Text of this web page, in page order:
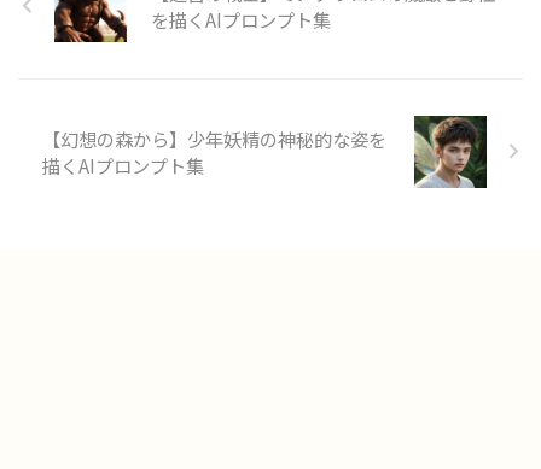
を描くAIプロンプト集
【幻想の森から】少年妖精の神秘的な姿を
描くAIプロンプト集